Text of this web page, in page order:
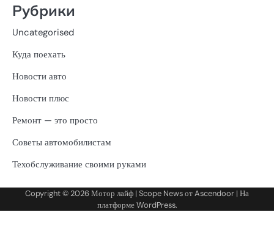
Рубрики
Uncategorised
Куда поехать
Новости авто
Новости плюс
Ремонт — это просто
Советы автомобилистам
Техобслуживание своими руками
Copyright © 2026Мотор лайф | Scope News отAscendoor | На
платформеWordPress.